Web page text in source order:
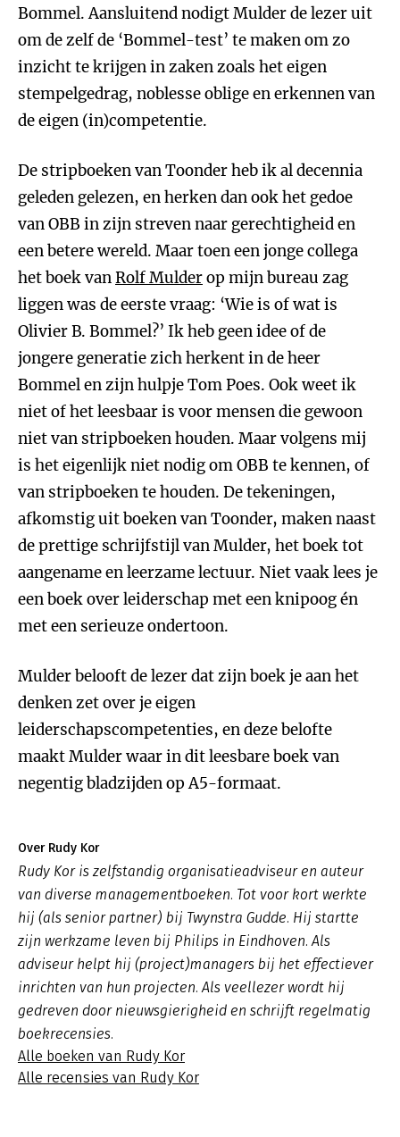
Bommel. Aansluitend nodigt Mulder de lezer uit
om de zelf de ‘Bommel-test’ te maken om zo
inzicht te krijgen in zaken zoals het eigen
stempelgedrag, noblesse oblige en erkennen van
de eigen (in)competentie.
De stripboeken van Toonder heb ik al decennia
geleden gelezen, en herken dan ook het gedoe
van OBB in zijn streven naar gerechtigheid en
een betere wereld. Maar toen een jonge collega
het boek vanRolf Mulderop mijn bureau zag
liggen was de eerste vraag: ‘Wie is of wat is
Olivier B. Bommel?’ Ik heb geen idee of de
jongere generatie zich herkent in de heer
Bommel en zijn hulpje Tom Poes. Ook weet ik
niet of het leesbaar is voor mensen die gewoon
niet van stripboeken houden. Maar volgens mij
is het eigenlijk niet nodig om OBB te kennen, of
van stripboeken te houden. De tekeningen,
afkomstig uit boeken van Toonder, maken naast
de prettige schrijfstijl van Mulder, het boek tot
aangename en leerzame lectuur. Niet vaak lees je
een boek over leiderschap met een knipoog én
met een serieuze ondertoon.
Mulder belooft de lezer dat zijn boek je aan het
denken zet over je eigen
leiderschapscompetenties, en deze belofte
maakt Mulder waar in dit leesbare boek van
negentig bladzijden op A5-formaat.
Over Rudy Kor
Rudy Kor is zelfstandig organisatieadviseur en auteur
van diverse managementboeken. Tot voor kort werkte
hij (als senior partner) bij Twynstra Gudde. Hij startte
zijn werkzame leven bij Philips in Eindhoven. Als
adviseur helpt hij (project)managers bij het effectiever
inrichten van hun projecten. Als veellezer wordt hij
gedreven door nieuwsgierigheid en schrijft regelmatig
boekrecensies.
Alle boeken van Rudy Kor
Alle recensies van Rudy Kor